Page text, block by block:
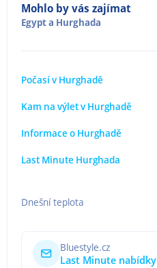
Mohlo by vás zajímat
Egypta Hurghada
Počasí v Hurghadě
Kam na výlet v Hurghadě
Informace o Hurghadě
Last Minute Hurghada
Dnešní teplota
Bluestyle.cz
Last Minute nabídky